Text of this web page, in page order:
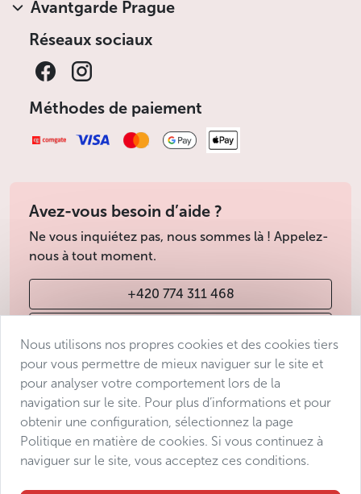
Avantgarde Prague
Réseaux sociaux
Méthodes de paiement
Avez-vous besoin d’aide ?
Ne vous inquiétez pas, nous sommes là ! Appelez-
nous à tout moment.
+420 774 311 468
Conditions de vente
Protection des données
Déclaration d’accessibilité
Manage consent
Nous utilisons nos propres cookies et des cookies tiers
pour vous permettre de mieux naviguer sur le site et
pour analyser votre comportement lors de la
navigation sur le site. Pour plus d’informations et pour
obtenir une configuration, sélectionnez la page
Politique en matière de cookies. Si vous continuez à
naviguer sur le site, vous acceptez ces conditions.